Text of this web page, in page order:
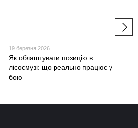
19 березня 2026
Як облаштувати позицію в
лісосмузі: що реально працює у
бою